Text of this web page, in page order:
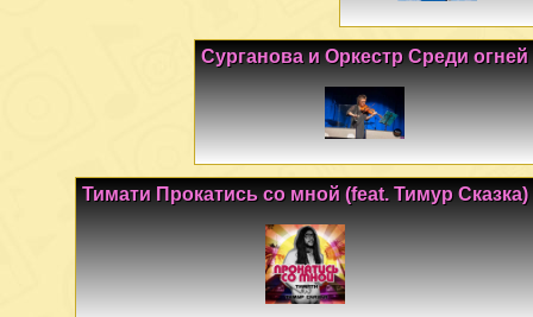
Сурганова и Оркестр Среди огней
Тимати Прокатись со мной (feat. Тимур Сказка)